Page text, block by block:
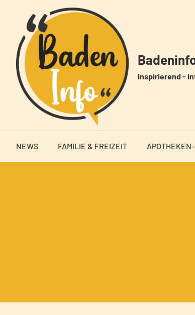
springen
Inspirierend -
NEWS FAMILIE & FREIZEIT